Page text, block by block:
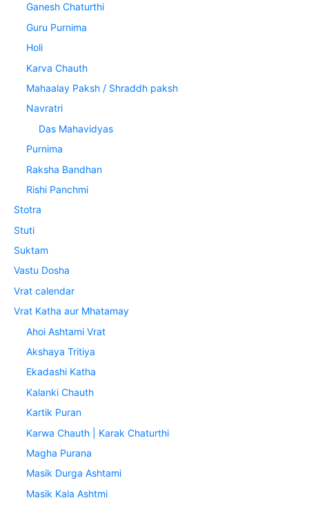
Ganesh Chaturthi
Guru Purnima
Holi
Karva Chauth
Mahaalay Paksh / Shraddh paksh
Navratri
Das Mahavidyas
Purnima
Raksha Bandhan
Rishi Panchmi
Stotra
Stuti
Suktam
Vastu Dosha
Vrat calendar
Vrat Katha aur Mhatamay
Ahoi Ashtami Vrat
Akshaya Tritiya
Ekadashi Katha
Kalanki Chauth
Kartik Puran
Karwa Chauth | Karak Chaturthi
Magha Purana
Masik Durga Ashtami
Masik Kala Ashtmi